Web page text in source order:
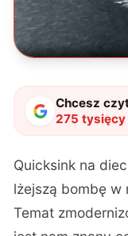
Chcesz
275 tysięcy
B-2 Spirit
Quicksink na
lżejszą bombę w
Temat